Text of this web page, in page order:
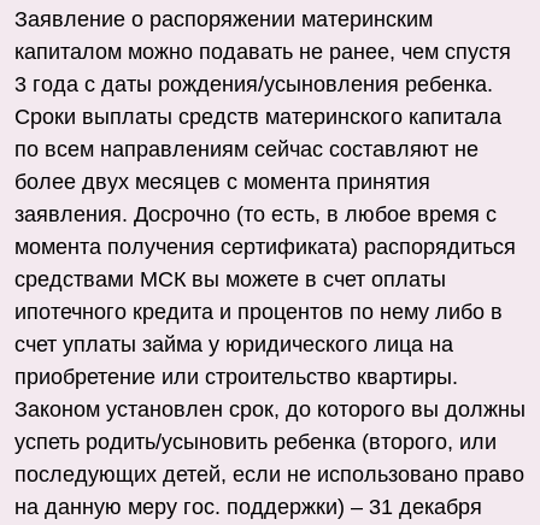
Заявление о распоряжении материнским
капиталом можно подавать не ранее, чем спустя
3 года с даты рождения/усыновления ребенка.
Сроки выплаты средств материнского капитала
по всем направлениям сейчас составляют не
более двух месяцев с момента принятия
заявления. Досрочно (то есть, в любое время с
момента получения сертификата) распорядиться
средствами МСК вы можете в счет оплаты
ипотечного кредита и процентов по нему либо в
счет уплаты займа у юридического лица на
приобретение или строительство квартиры.
Законом установлен срок, до которого вы должны
успеть родить/усыновить ребенка (второго, или
последующих детей, если не использовано право
на данную меру гос. поддержки) – 31 декабря